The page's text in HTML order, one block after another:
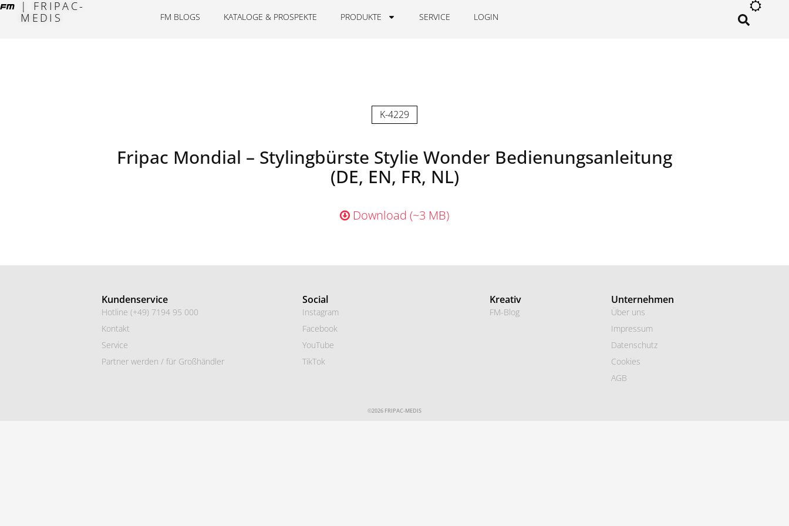
| FRIPAC-
MEDIS
FM BLOGS KATALOGE & PROSPEKTE PRODUKTE SERVICE LOGIN
K-4229
Fripac Mondial – Stylingbürste Stylie Wonder Bedienungsanleitung
(DE, EN, FR, NL)
Download (~3 MB)
Kundenservice
Hotline (+49) 7194 95 000
Kontakt
Service
Partner werden / für Großhändler
Social
Instagram
Facebook
YouTube
TikTok
Kreativ
FM-Blog
Unternehmen
Über uns
Impressum
Datenschutz
Cookies
AGB
©2026 FRIPAC-MEDIS
×